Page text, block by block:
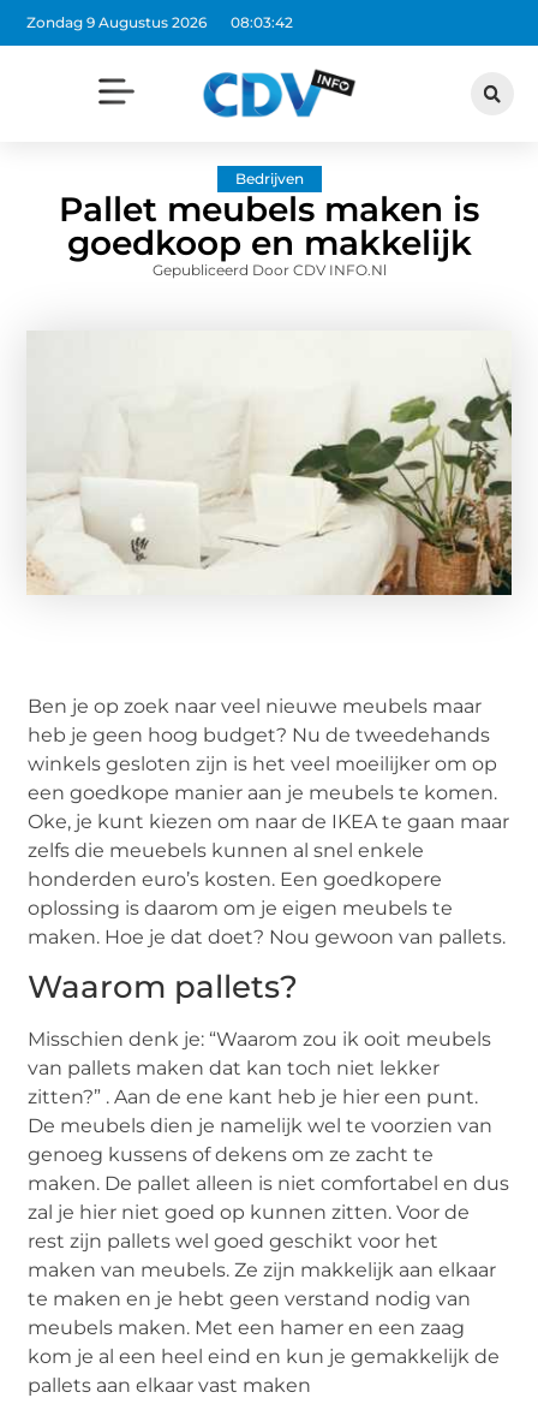
Zondag 9 Augustus 2026 08:03:43
Bedrijven
Pallet meubels maken is
goedkoop en makkelijk
Gepubliceerd Door CDV INFO.nl
Ben je op zoek naar veel nieuwe meubels maar
heb je geen hoog budget? Nu de tweedehands
winkels gesloten zijn is het veel moeilijker om op
een goedkope manier aan je meubels te komen.
Oke, je kunt kiezen om naar de IKEA te gaan maar
zelfs die meuebels kunnen al snel enkele
honderden euro’s kosten. Een goedkopere
oplossing is daarom om je eigen meubels te
maken. Hoe je dat doet? Nou gewoon van pallets.
Waarom pallets?
Misschien denk je: “Waarom zou ik ooit meubels
van pallets maken dat kan toch niet lekker
zitten?” . Aan de ene kant heb je hier een punt.
De meubels dien je namelijk wel te voorzien van
genoeg kussens of dekens om ze zacht te
maken. De pallet alleen is niet comfortabel en dus
zal je hier niet goed op kunnen zitten. Voor de
rest zijn pallets wel goed geschikt voor het
maken van meubels. Ze zijn makkelijk aan elkaar
te maken en je hebt geen verstand nodig van
meubels maken. Met een hamer en een zaag
kom je al een heel eind en kun je gemakkelijk de
pallets aan elkaar vast maken